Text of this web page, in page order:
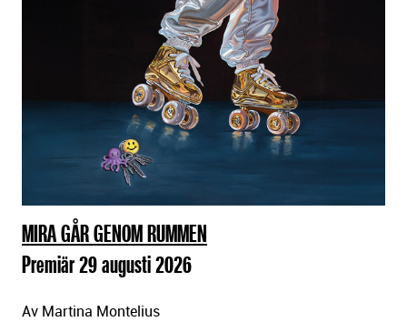
MIRA GÅR GENOM RUMMEN
Premiär 29 augusti 2026
Av Martina Montelius